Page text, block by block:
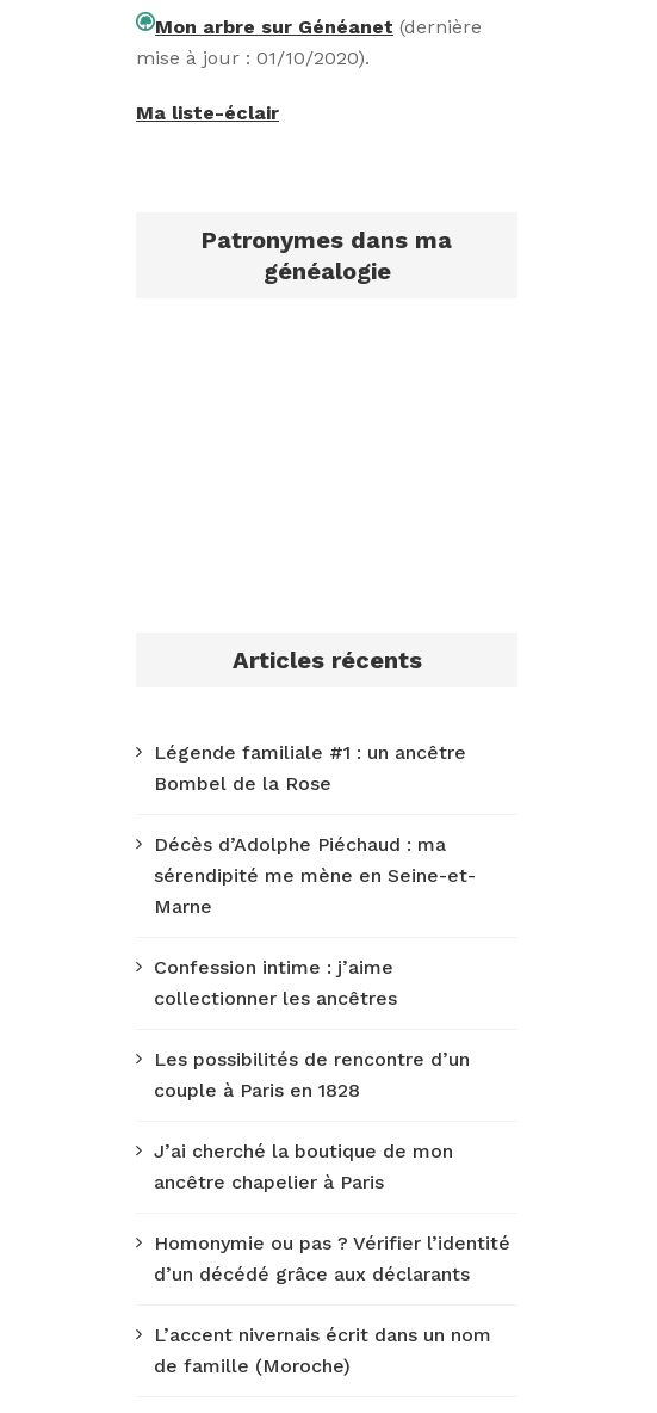
Mon arbre sur Généanet (dernière
mise à jour : 01/10/2020).
Ma liste-éclair
Patronymes dans ma
généalogie
Articles récents
Légende familiale #1 : un ancêtre
Bombel de la Rose
Décès d’Adolphe Piéchaud : ma
sérendipité me mène en Seine-et-
Marne
Confession intime : j’aime
collectionner les ancêtres
Les possibilités de rencontre d’un
couple à Paris en 1828
J’ai cherché la boutique de mon
ancêtre chapelier à Paris
Homonymie ou pas ? Vérifier l’identité
d’un décédé grâce aux déclarants
L’accent nivernais écrit dans un nom
de famille (Moroche)